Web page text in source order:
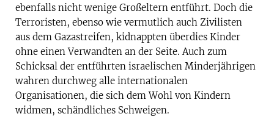
ebenfalls nicht wenige Großeltern entführt. Doch die
Terroristen, ebenso wie vermutlich auch Zivilisten
aus dem Gazastreifen, kidnappten überdies Kinder
ohne einen Verwandten an der Seite. Auch zum
Schicksal der entführten israelischen Minderjährigen
wahren durchweg alle internationalen
Organisationen, die sich dem Wohl von Kindern
widmen, schändliches Schweigen.